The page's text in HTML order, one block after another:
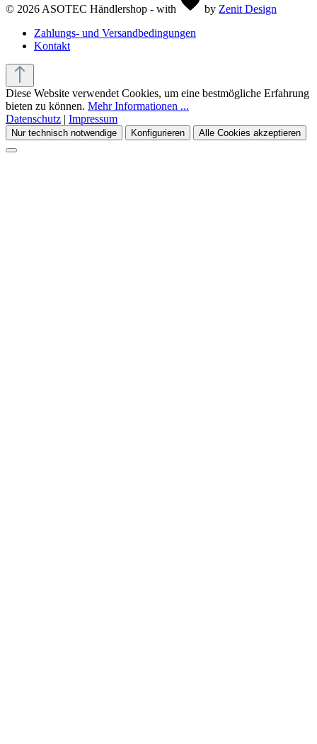
© 2026 ASOTEC Händlershop - with by Zenit Design
Zahlungs- und Versandbedingungen
Kontakt
Diese Website verwendet Cookies, um eine bestmögliche Erfahrung
bieten zu können. Mehr Informationen ...
Datenschutz | Impressum
Nur technisch notwendige Konfigurieren Alle Cookies akzeptieren